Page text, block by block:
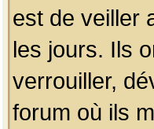
est de veiller
les jours. Ils
verrouiller,
forum où ils